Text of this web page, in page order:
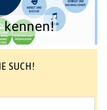
SUCH!